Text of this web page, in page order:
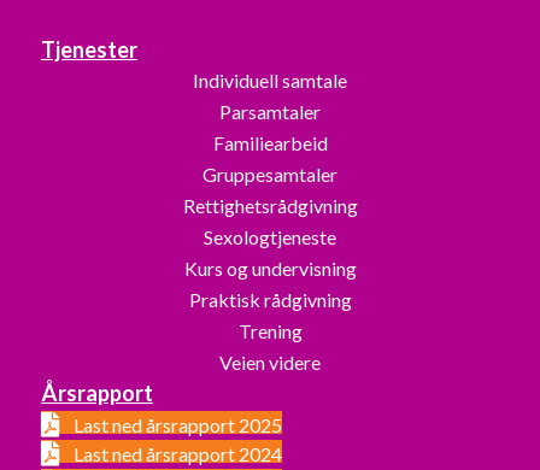
Tjenester
Individuell samtale
Parsamtaler
Familiearbeid
Gruppesamtaler
Rettighetsrådgivning
Sexologtjeneste
Kurs og undervisning
Praktisk rådgivning
Trening
Veien videre
Årsrapport
Last ned årsrapport 2025
Last ned årsrapport 2024